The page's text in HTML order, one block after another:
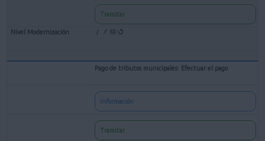
Tramitar
Pago de tributos municipales: Efectuar el pago
Información
Tramitar